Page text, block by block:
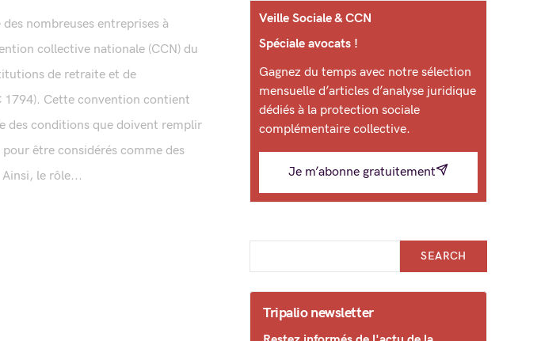
nombreuses entreprises à
collective nationale (CCN) du
de retraite et de
1794). Cette convention contient
des conditions que doivent remplir
pour être considérés comme des
le rôle...
Veille Sociale & CCN
Spéciale avocats !
Gagnez du temps avec notre sélection
mensuelle d’articles d’analyse juridique
dédiés à la protection sociale
complémentaire collective.
Je m’abonne gratuitement
SEARCH
Tripalio newsletter